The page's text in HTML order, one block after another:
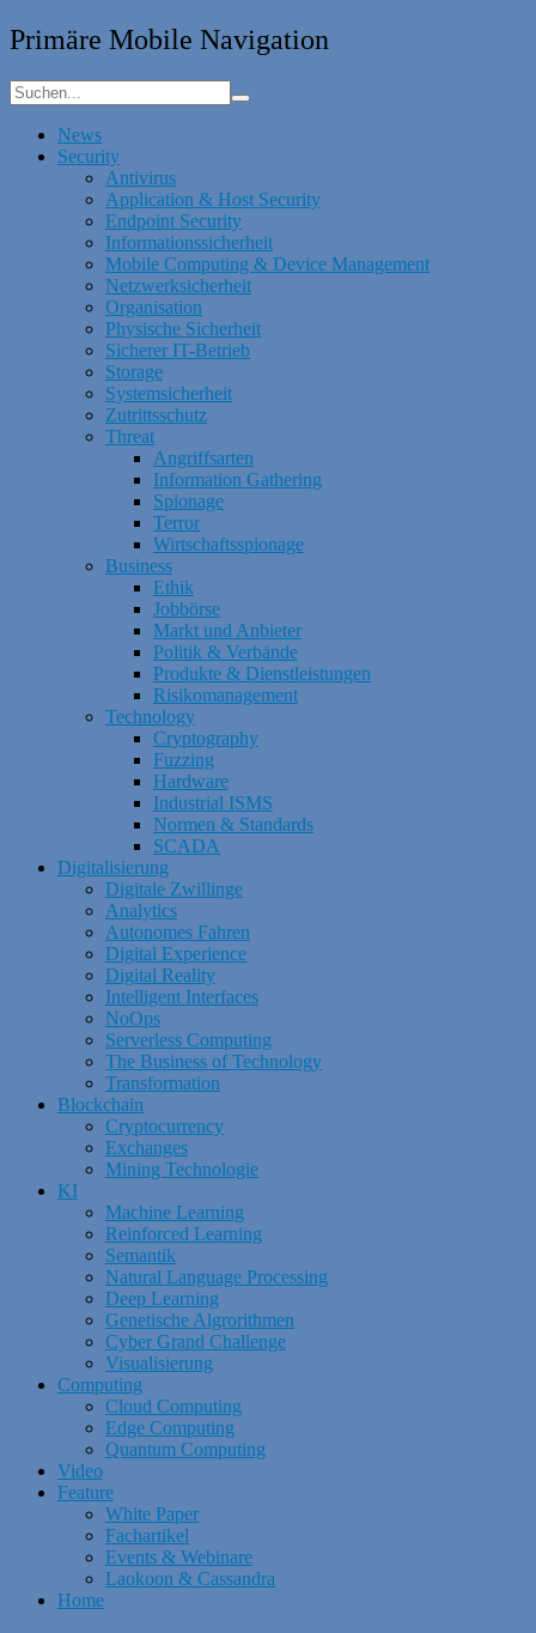
Primäre Mobile Navigation
News
Security
Antivirus
Application & Host Security
Endpoint Security
Informationssicherheit
Mobile Computing & Device Management
Netzwerksicherheit
Organisation
Physische Sicherheit
Sicherer IT-Betrieb
Storage
Systemsicherheit
Zutrittsschutz
Threat
Angriffsarten
Information Gathering
Spionage
Terror
Wirtschaftsspionage
Business
Ethik
Jobbörse
Markt und Anbieter
Politik & Verbände
Produkte & Dienstleistungen
Risikomanagement
Technology
Cryptography
Fuzzing
Hardware
Industrial ISMS
Normen & Standards
SCADA
Digitalisierung
Digitale Zwillinge
Analytics
Autonomes Fahren
Digital Experience
Digital Reality
Intelligent Interfaces
NoOps
Serverless Computing
The Business of Technology
Transformation
Blockchain
Cryptocurrency
Exchanges
Mining Technologie
KI
Machine Learning
Reinforced Learning
Semantik
Natural Language Processing
Deep Learning
Genetische Algrorithmen
Cyber Grand Challenge
Visualisierung
Computing
Cloud Computing
Edge Computing
Quantum Computing
Video
Feature
White Paper
Fachartikel
Events & Webinare
Laokoon & Cassandra
Home